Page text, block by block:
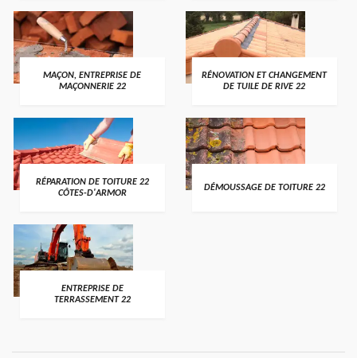
MAÇON, ENTREPRISE DE
MAÇONNERIE 22
RÉNOVATION ET CHANGEMENT
DE TUILE DE RIVE 22
RÉPARATION DE TOITURE 22
CÔTES-D'ARMOR
DÉMOUSSAGE DE TOITURE 22
ENTREPRISE DE
TERRASSEMENT 22